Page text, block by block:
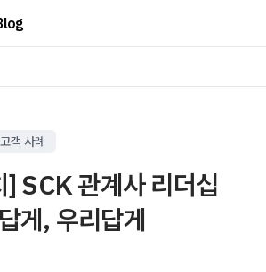
객 사례
] SCK 관계사 리더십
게, 우리답게